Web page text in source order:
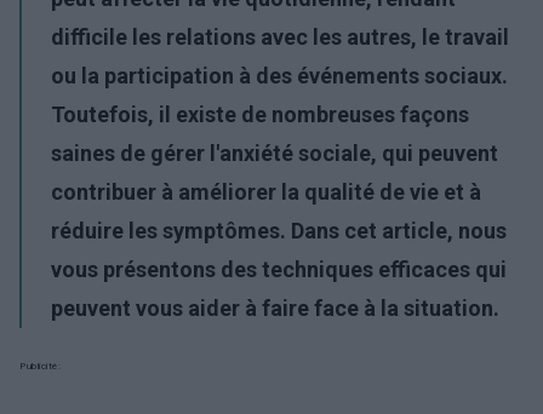
difficile les relations avec les autres, le travail
ou la participation à des événements sociaux.
Toutefois, il existe de nombreuses façons
saines de gérer l'anxiété sociale, qui peuvent
contribuer à améliorer la qualité de vie et à
réduire les symptômes. Dans cet article, nous
vous présentons des techniques efficaces qui
peuvent vous aider à faire face à la situation.
Publicité: